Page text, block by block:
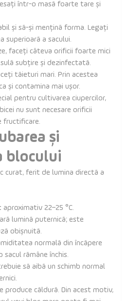
într-o masă foarte tare și
și să-și mențină forma. Legați
superioară a sacului.
faceți câteva orificii foarte mici
subțire și dezinfectată.
tăieturi mari. Prin acestea
și contamina mai ușor.
pentru cultivarea ciupercilor,
nu sunt necesare orificii
fructificare.
și
blocului
curat, ferit de lumina directă a
aproximativ 22–25 °C.
lumină puternică; este
obișnuită.
normală din încăpere
rămâne închis.
să aibă un schimb normal
produce căldură. Din acest motiv,